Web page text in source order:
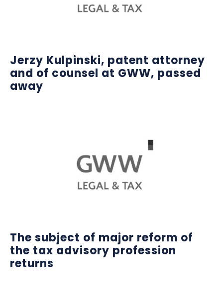
Jerzy Kulpinski, patent attorney
and of counsel at GWW, passed
away
The subject of major reform of
the tax advisory profession
returns